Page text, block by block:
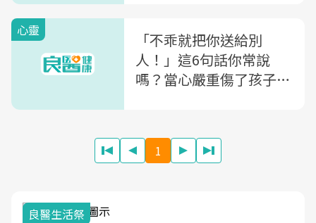
心靈
「不乖就把你送給別
人！」這6句話你常說
嗎？當心嚴重傷了孩子的
1
良醫生活祭